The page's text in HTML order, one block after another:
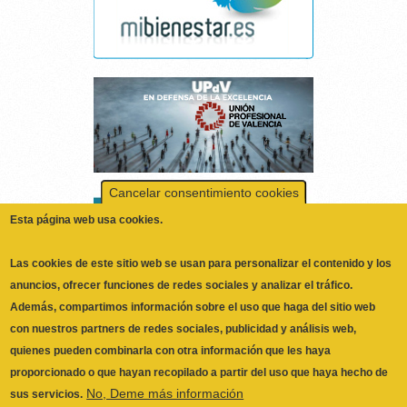
Cancelar consentimiento cookies
Esta página web usa cookies.
Las cookies de este sitio web se usan para personalizar el contenido y los
anuncios, ofrecer funciones de redes sociales y analizar el tráfico.
con nuestros partners de redes sociales, publicidad y análisis web,
quienes pueden combinarla con otra información que les haya
proporcionado o que hayan recopilado a partir del uso que haya hecho de
sus servicios. No, Deme más información
Necesarias
Las cookies necesarias ayudan a hacer una página web utilizable
activando funciones básicas como la navegación en la página y el